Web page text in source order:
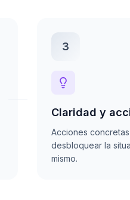
3
Claridad y
Acciones
desbloquear la
mismo.